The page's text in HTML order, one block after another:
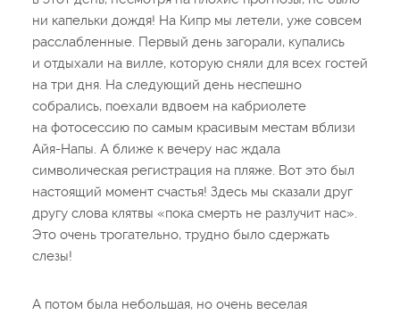
ни капельки дождя! На Кипр мы летели, уже совсем
расслабленные. Первый день загорали, купались
и отдыхали на вилле, которую сняли для всех гостей
на три дня. На следующий день неспешно
собрались, поехали вдвоем на кабриолете
на фотосессию по самым красивым местам вблизи
Айя-Напы. А ближе к вечеру нас ждала
символическая регистрация на пляже. Вот это был
настоящий момент счастья! Здесь мы сказали друг
другу слова клятвы «пока смерть не разлучит нас».
Это очень трогательно, трудно было сдержать
слезы!
А потом была небольшая, но очень веселая